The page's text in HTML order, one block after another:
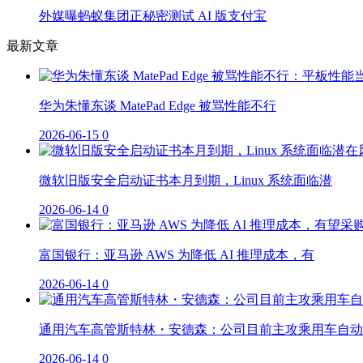
外媒曝蚂蚁集团正秘密测试 AI 版支付宝
最新文章
华为朱懂东谈 MatePad Edge 被骂性能不行
2026-06-15 0
微软旧版安全启动证书本月到期，Linux 系统面临潜
2026-06-14 0
富国银行：亚马逊 AWS 为降低 AI 推理成本，有
2026-06-14 0
通用汽车高管斯特林・安德森：公司目前主攻乘用车自
2026-06-14 0